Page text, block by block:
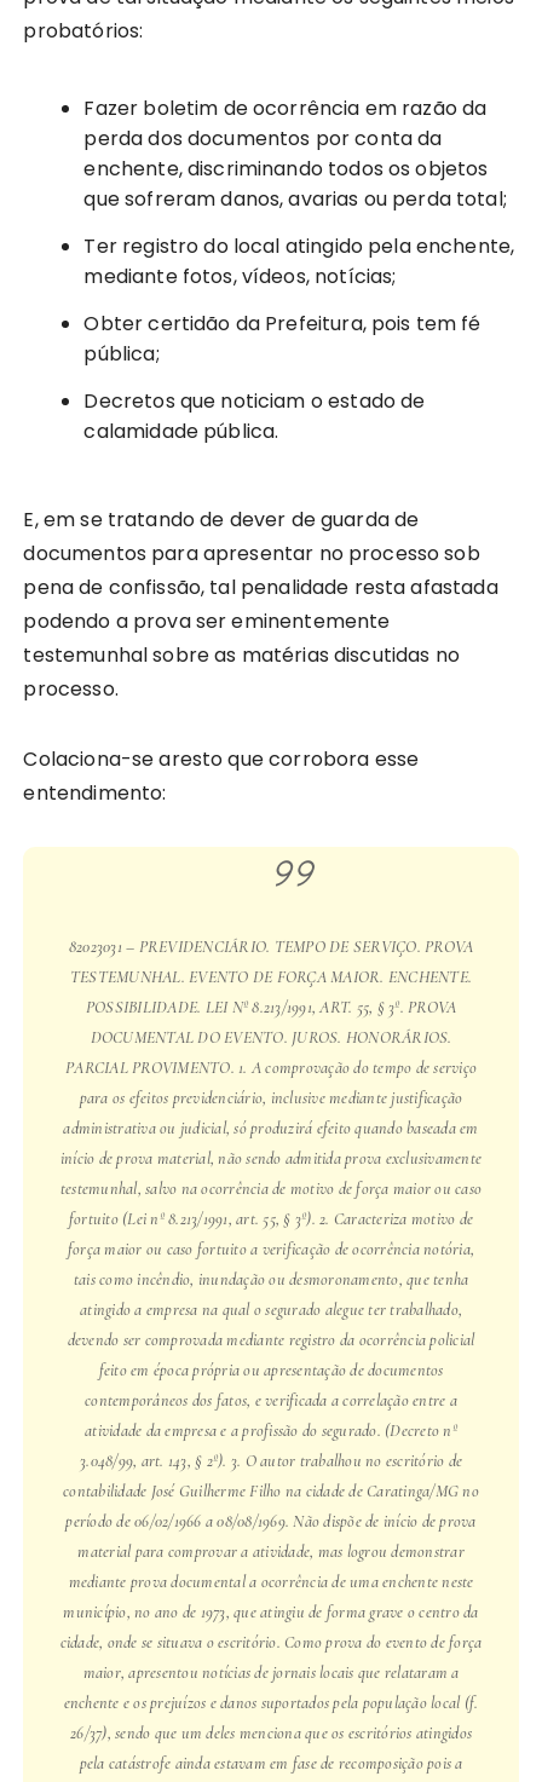
probatórios:
Fazer boletim de ocorrência em razão da
perda dos documentos por conta da
enchente, discriminando todos os objetos
que sofreram danos, avarias ou perda total;
Ter registro do local atingido pela enchente,
mediante fotos, vídeos, notícias;
Obter certidão da Prefeitura, pois tem fé
pública;
Decretos que noticiam o estado de
calamidade pública.
E, em se tratando de dever de guarda de
documentos para apresentar no processo sob
pena de confissão, tal penalidade resta afastada
podendo a prova ser eminentemente
testemunhal sobre as matérias discutidas no
processo.
Colaciona-se aresto que corrobora esse
entendimento:
82023031 – PREVIDENCIÁRIO. TEMPO DE SERVIÇO. PROVA
TESTEMUNHAL. EVENTO DE FORÇA MAIOR. ENCHENTE.
POSSIBILIDADE. LEI Nº 8.213/1991, ART. 55, § 3º. PROVA
DOCUMENTAL DO EVENTO. JUROS. HONORÁRIOS.
PARCIAL PROVIMENTO. 1. A comprovação do tempo de serviço
para os efeitos previdenciário, inclusive mediante justificação
administrativa ou judicial, só produzirá efeito quando baseada em
início de prova material, não sendo admitida prova exclusivamente
testemunhal, salvo na ocorrência de motivo de força maior ou caso
fortuito (Lei nº 8.213/1991, art. 55, § 3º). 2. Caracteriza motivo de
força maior ou caso fortuito a verificação de ocorrência notória,
tais como incêndio, inundação ou desmoronamento, que tenha
atingido a empresa na qual o segurado alegue ter trabalhado,
devendo ser comprovada mediante registro da ocorrência policial
feito em época própria ou apresentação de documentos
contemporâneos dos fatos, e verificada a correlação entre a
atividade da empresa e a profissão do segurado. (Decreto nº
3.048/99, art. 143, § 2º). 3. O autor trabalhou no escritório de
contabilidade José Guilherme Filho na cidade de Caratinga/MG no
período de 06/02/1966 a 08/08/1969. Não dispõe de início de prova
material para comprovar a atividade, mas logrou demonstrar
mediante prova documental a ocorrência de uma enchente neste
município, no ano de 1973, que atingiu de forma grave o centro da
cidade, onde se situava o escritório. Como prova do evento de força
maior, apresentou notícias de jornais locais que relataram a
enchente e os prejuízos e danos suportados pela população local (f.
26/37), sendo que um deles menciona que os escritórios atingidos
pela catástrofe ainda estavam em fase de recomposição pois a